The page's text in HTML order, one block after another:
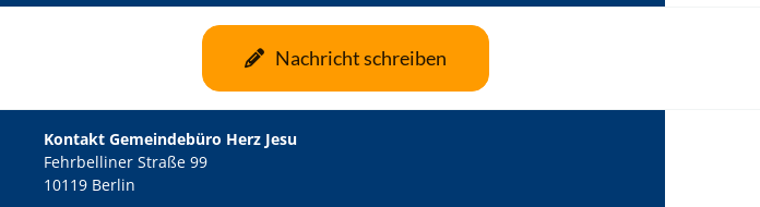
Nachricht schreiben
Kontakt Gemeindebüro Herz Jesu
Fehrbelliner Straße 99
10119 Berlin